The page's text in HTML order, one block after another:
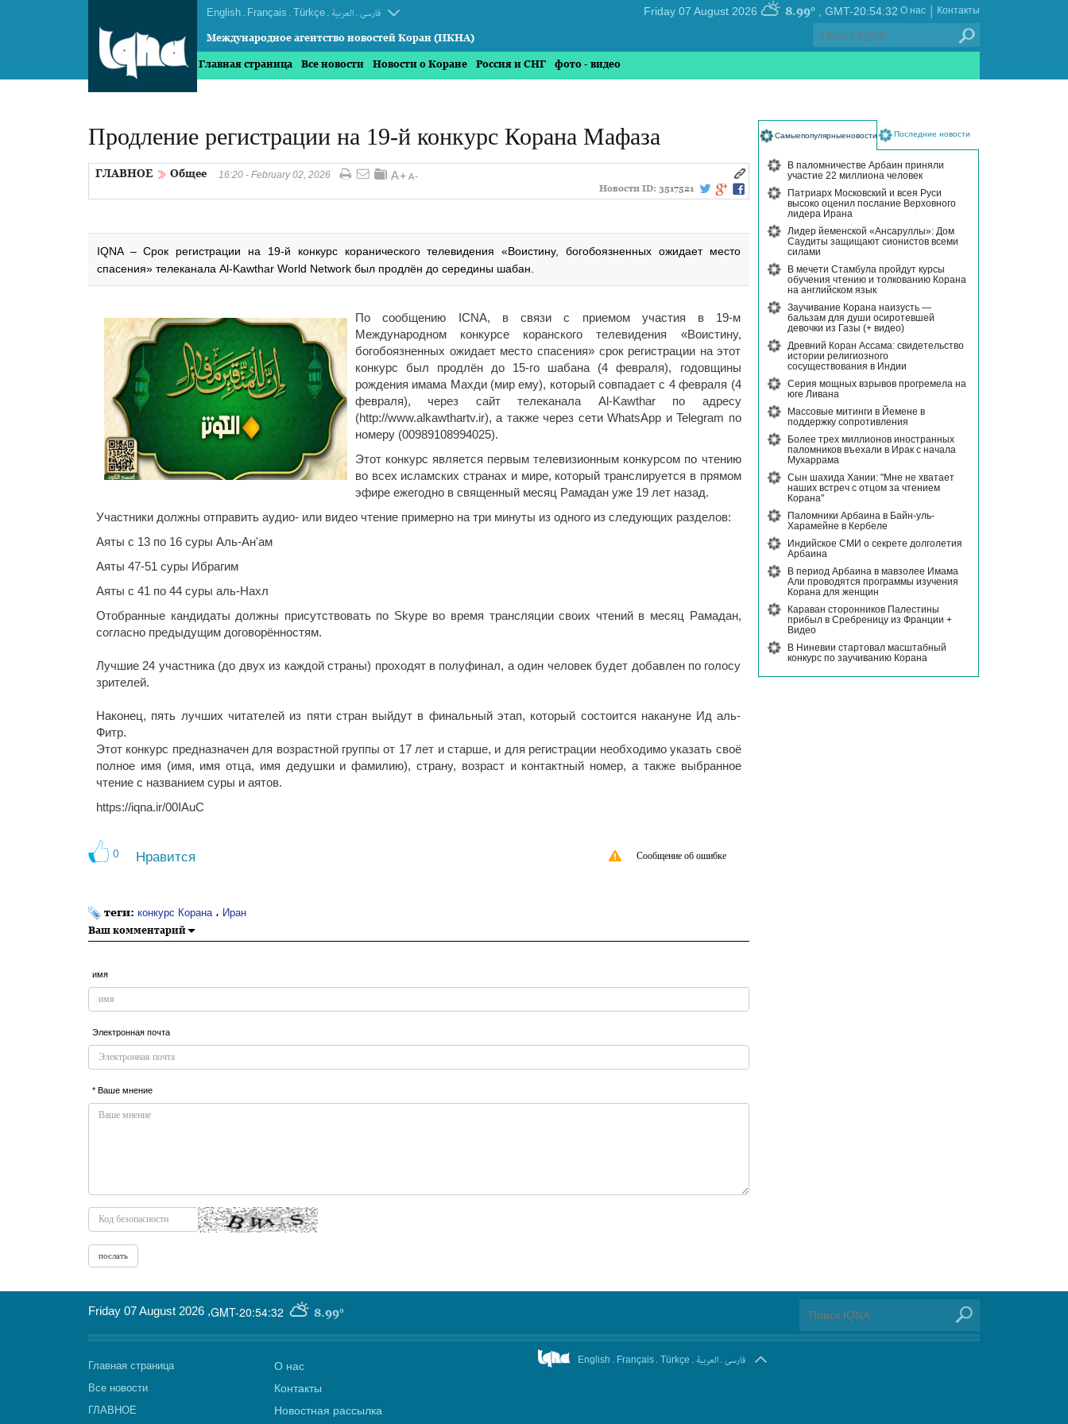
English . Français . Türkçe . العربیة . فارسی
Международное агентство новостей Коран (ИКНА)
GMT-20:54:32
8.99° Контакты
|
О нас
Главная страница Все новости Новости о Коране Россия и СНГ фото - видео
Продление регистрации на 19-й конкурс Корана Мафаза
ГЛАВНОЕ Общее
16:20 - February 02, 2026
Новости ID: 3517521
IQNA – Срок регистрации на 19-й конкурс коранического телевидения «Воистину, богобоязненных ожидает место
спасения» телеканала Al-Kawthar World Network был продлён до середины шабан.
По сообщению ICNA, в связи с приемом участия в 19-м
Международном конкурсе коранского телевидения «Воистину,
богобоязненных ожидает место спасения» срок регистрации на этот
конкурс был продлён до 15-го шабана (4 февраля), годовщины
рождения имама Махди (мир ему), который совпадает с 4 февраля (4
февраля), через сайт телеканала Al-Kawthar по адресу
(http://www.alkawthartv.ir), а также через сети WhatsApp и Telegram по
номеру (00989108994025).
Этот конкурс является первым телевизионным конкурсом по чтению
во всех исламских странах и мире, который транслируется в прямом
эфире ежегодно в священный месяц Рамадан уже 19 лет назад.
Участники должны отправить аудио- или видео чтение примерно на три минуты из одного из следующих разделов:
Аяты с 13 по 16 суры Аль-Ан'ам
Аяты 47-51 суры Ибрагим
Аяты с 41 по 44 суры аль-Нахл
Отобранные кандидаты должны присутствовать по Skype во время трансляции своих чтений в месяц Рамадан,
согласно предыдущим договорённостям.
Лучшие 24 участника (до двух из каждой страны) проходят в полуфинал, а один человек будет добавлен по голосу
зрителей.
Наконец, пять лучших читателей из пяти стран выйдут в финальный этап, который состоится накануне Ид аль-
Фитр.
Этот конкурс предназначен для возрастной группы от 17 лет и старше, и для регистрации необходимо указать своё
полное имя (имя, имя отца, имя дедушки и фамилию), страну, возраст и контактный номер, а также выбранное
чтение с названием суры и аятов.
https://iqna.ir/00IAuC
0 Нравится Сообщение об ошибке
теги: конкурс Корана ، Иран
Ваш комментарий
имя
Электронная почта
* Ваше мнение
Самыепопулярныеновости Последние новости
В паломничестве Арбаин приняли
участие 22 миллиона человек
Патриарх Московский и всея Руси
высоко оценил послание Верховного
лидера Ирана
Лидер йеменской «Ансаруллы»: Дом
Саудиты защищают сионистов всеми
силами
В мечети Стамбула пройдут курсы
обучения чтению и толкованию Корана
на английском язык
Заучивание Корана наизусть —
бальзам для души осиротевшей
девочки из Газы (+ видео)
Древний Коран Ассама: свидетельство
истории религиозного
сосуществования в Индии
Серия мощных взрывов прогремела на
юге Ливана
Массовые митинги в Йемене в
поддержку сопротивления
Более трех миллионов иностранных
паломников въехали в Ирак с начала
Мухаррама
Сын шахида Хании: "Мне не хватает
наших встреч с отцом за чтением
Корана"
Паломники Арбаина в Байн-уль-
Харамейне в Кербеле
Индийское СМИ о секрете долголетия
Арбаина
В период Арбаина в мавзолее Имама
Али проводятся программы изучения
Корана для женщин
Караван сторонников Палестины
прибыл в Сребреницу из Франции +
Видео
В Ниневии стартовал масштабный
конкурс по заучиванию Корана
GMT-20:54:32 8.99°
Friday 07 August 2026 ,
Главная страница
Все новости
ГЛАВНОЕ
О нас
Контакты
Новостная рассылка
English . Français . Türkçe . العربیة . فارسی